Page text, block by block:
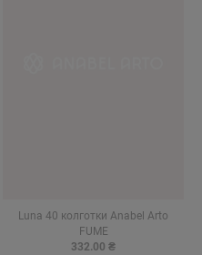
Luna 40 колготки Anabel Arto
FUME
332.00 ₴